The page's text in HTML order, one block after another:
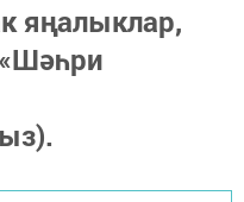
яңалыклар,